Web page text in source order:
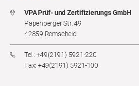
VPA Prüf- und Zertifizierungs GmbH
Papenberger Str. 49
42859 Remscheid
Tel.: +49(2191) 5921-220
Fax: +49(2191) 5921-100